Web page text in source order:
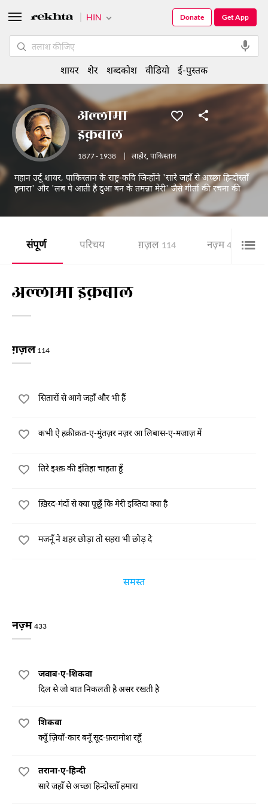
अल्लामा
इक़बाल
1877 - 1938 लाहौर, पाकिस्तान
महान उर्दू शायर, पाकिस्तान के राष्ट्र-कवि जिन्होंने 'सारे जहाँ से अच्छा हिन्दोस्ताँ
हमारा' और 'लब पे आती है दुआ बन के तमन्ना मेरी' जैसे गीतों की रचना की
संपूर्ण परिचय ग़ज़ल 114 नज़्म 433
अल्लामा इक़बाल
ग़ज़ल 114
सितारों से आगे जहाँ और भी हैं
कभी ऐ हक़ीक़त-ए-मुंतज़र नज़र आ लिबास-ए-मजाज़ में
तिरे इश्क़ की इंतिहा चाहता हूँ
ख़िरद-मंदों से क्या पूछूँ कि मेरी इब्तिदा क्या है
मजनूँ ने शहर छोड़ा तो सहरा भी छोड़ दे
समस्त
नज़्म 433
जवाब-ए-शिकवा
दिल से जो बात निकलती है असर रखती है
शिकवा
क्यूँ ज़ियाँ-कार बनूँ सूद-फ़रामोश रहूँ
तराना-ए-हिन्दी
सारे जहाँ से अच्छा हिन्दोस्ताँ हमारा
HIN Get App
Donate
शायर शेर शब्दकोश वीडियो ई-पुस्तक